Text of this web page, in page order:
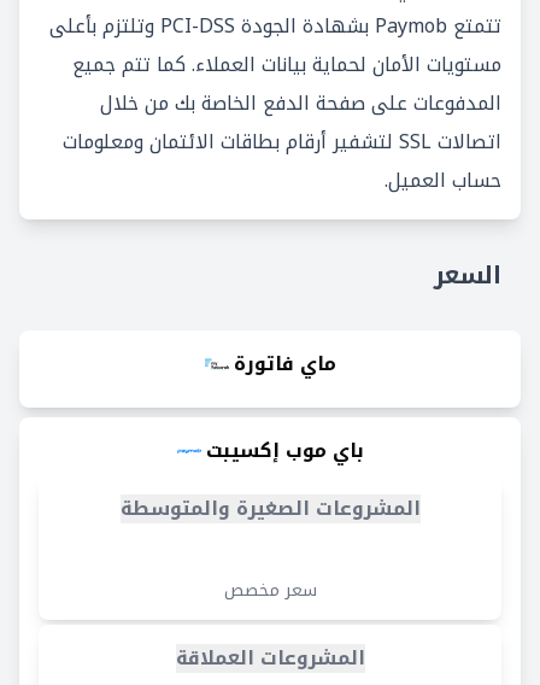
تتمتع Paymob بشهادة الجودة PCI-DSS وتلتزم بأعلى
مستويات الأمان لحماية بيانات العملاء. كما تتم جميع
المدفوعات على صفحة الدفع الخاصة بك من خلال
اتصالات SSL لتشفير أرقام بطاقات الائتمان ومعلومات
حساب العميل.
السعر
ماي فاتورة
باي موب إكسيبت
المشروعات الصغيرة والمتوسطة
سعر مخصص
المشروعات العملاقة